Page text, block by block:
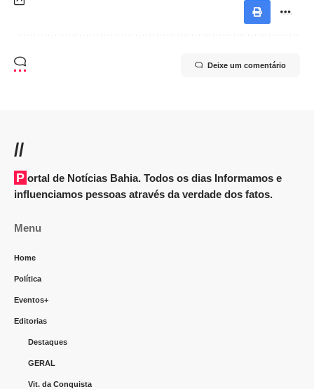
Deixe um comentário
//
Portal de Notícias Bahia. Todos os dias Informamos e
influenciamos pessoas através da verdade dos fatos.
Menu
Home
Política
Eventos+
Editorias
Destaques
GERAL
Vit. da Conquista